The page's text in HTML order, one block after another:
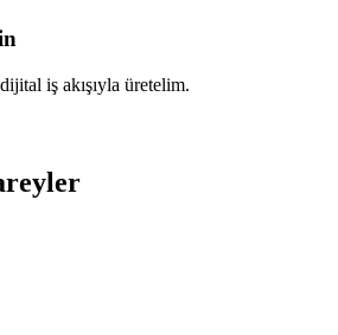
iş akışıyla üretelim.